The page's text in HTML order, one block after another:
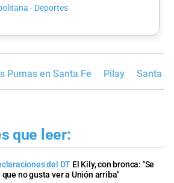
- Deportes
Pumas en Santa Fe Pilay Santa
que leer:
del DT El Kily, con bronca: "Se
que no gusta ver a Unión arriba"